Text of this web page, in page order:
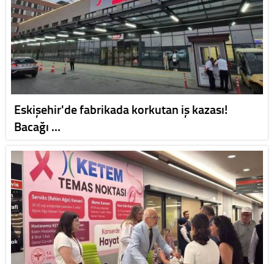
Eskişehir'de fabrikada korkutan iş kazası!
Bacağı …